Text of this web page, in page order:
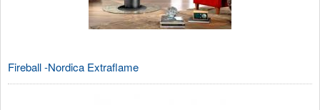
Fireball -Nordica Extraflame